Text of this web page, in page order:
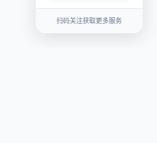
扫码关注获取更多服务